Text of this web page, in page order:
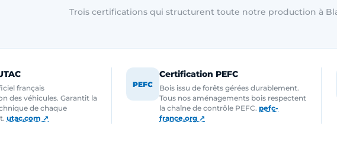
Trois certifications qui structurent toute notre production à
français
des véhicules. Garantit la
de chaque
utac.com ↗
PEFC
Certification PEFC
Bois issu de forêts gérées durablement.
Tous nos aménagements bois respectent
la chaîne de contrôle PEFC. pefc-
france.org ↗